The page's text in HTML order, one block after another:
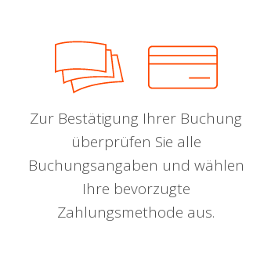
Zur Bestätigung Ihrer Buchung
überprüfen Sie alle
Buchungsangaben und wählen
Ihre bevorzugte
Zahlungsmethode aus.